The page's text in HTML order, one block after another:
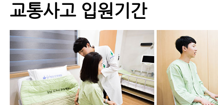
교통사고 입원기간